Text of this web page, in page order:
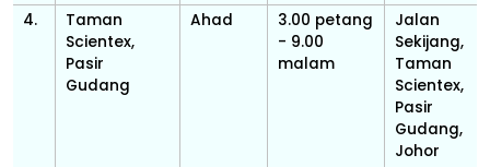
4.
Taman
Scientex,
Pasir
Gudang
Ahad
3.00 petang
- 9.00
malam
Jalan
Sekijang,
Taman
Scientex,
Pasir
Gudang,
Johor